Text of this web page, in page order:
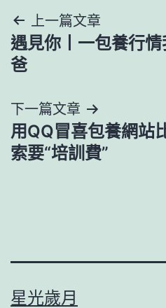
文
章
覽
上一篇文章
遇見你丨一包養行
爸
下一篇文章
用QQ冒喜包養網站
索要“培訓費”
星光歲月